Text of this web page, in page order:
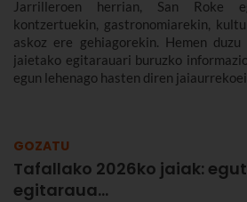
Jarrilleroen herrian, San Roke
kontzertuekin, gastronomiarekin,
askoz ere gehiagorekin. Hemen
jaietako egitarauari buruzko
egun lehenago hasten diren
GOZATU
Tafallako 2026ko jaiak:
egitaraua...